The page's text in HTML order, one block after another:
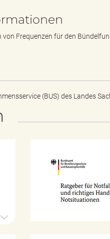
l
Frequenzen für den
(BUS) des Landes
P